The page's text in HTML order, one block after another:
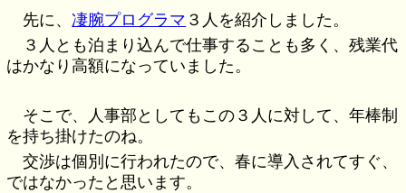
先に、凄腕プログラマ ３人を紹介しました。
３人とも泊まり込んで仕事することも多く、残業代
はかなり高額になっていました。
そこで、人事部としてもこの３人に対して、年棒制
を持ち掛けたのね。
交渉は個別に行われたので、春に導入されてすぐ、
ではなかったと思います。